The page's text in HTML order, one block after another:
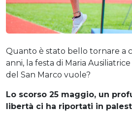
Quanto è stato bello tornare a
anni, la festa di Maria
del San Marco vuole?
Lo scorso 25 maggio, un
libertà ci ha riportati in